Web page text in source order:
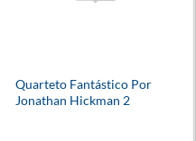
Quarteto Fantástico Por
Jonathan Hickman 2